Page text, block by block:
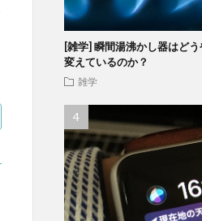
[雑学] 瞬間湯沸かし器はど
変えているのか？
雑学